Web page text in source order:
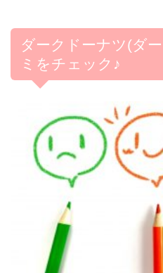
ダークドーナツ(ダ
ミをチェック♪